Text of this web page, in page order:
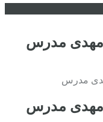
مدرس
مدرس
مدرس